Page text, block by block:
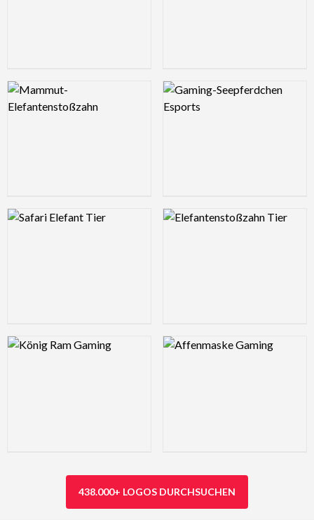
Logo Preview Image Logo Preview Image
Logo Preview Image Logo Preview Image
Logo Preview Image Logo Preview Image
438.000+ LOGOS DURCHSUCHEN